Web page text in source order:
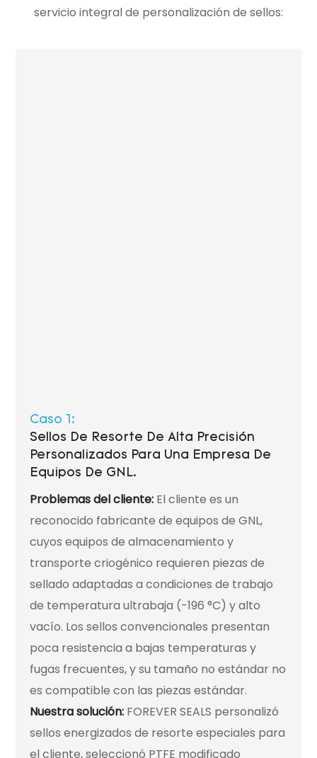
servicio integral de personalización de sellos:
Caso 1:
Sellos De Resorte De Alta Precisión
Personalizados Para Una Empresa De
Equipos De GNL.
Problemas del cliente:El cliente es un
reconocido fabricante de equipos de GNL,
cuyos equipos de almacenamiento y
transporte criogénico requieren piezas de
sellado adaptadas a condiciones de trabajo
de temperatura ultrabaja (-196 °C) y alto
vacío. Los sellos convencionales presentan
poca resistencia a bajas temperaturas y
fugas frecuentes, y su tamaño no estándar no
es compatible con las piezas estándar.
Nuestra solución:FOREVER SEALS personalizó
sellos energizados de resorte especiales para
el cliente, seleccionó PTFE modificado